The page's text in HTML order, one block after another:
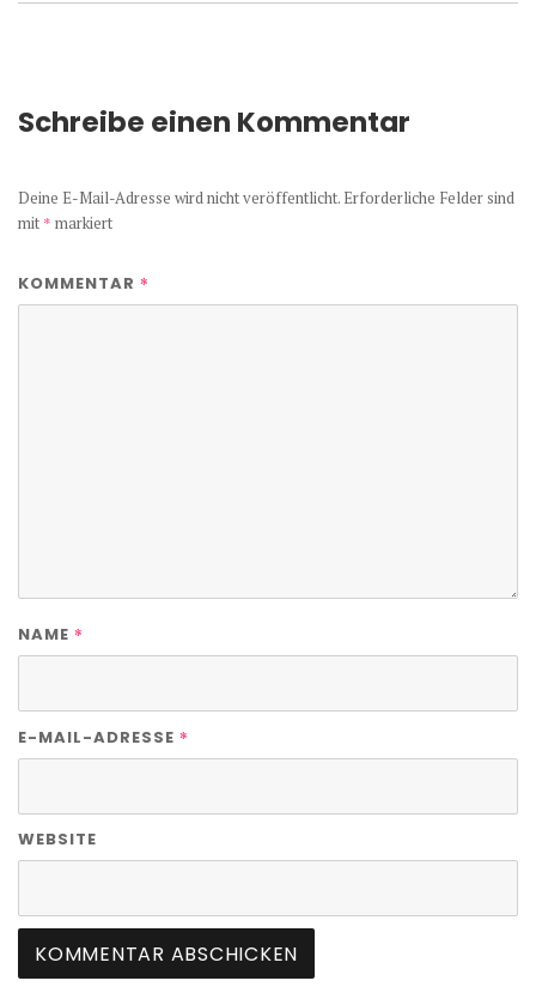
Schreibe einen Kommentar
Deine E-Mail-Adresse wird nicht veröffentlicht. Erforderliche Felder sind
mit * markiert
KOMMENTAR *
NAME *
E-MAIL-ADRESSE *
WEBSITE